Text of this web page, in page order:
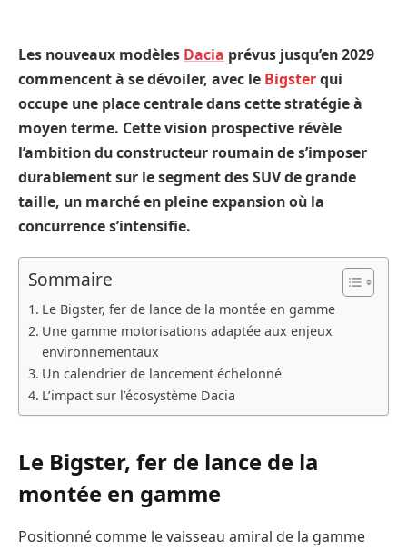
Les nouveaux modèles Dacia prévus jusqu’en 2029
commencent à se dévoiler, avec le Bigsterqui
occupe une place centrale dans cette stratégie à
moyen terme. Cette vision prospective révèle
l’ambition du constructeur roumain de s’imposer
durablement sur le segment des SUV de grande
taille, un marché en pleine expansion où la
concurrence s’intensifie.
Sommaire
Le Bigster, fer de lance de la montée en gamme
Une gamme motorisations adaptée aux enjeux
environnementaux
Un calendrier de lancement échelonné
L’impact sur l’écosystème Dacia
Le Bigster, fer de lance de la
montée en gamme
Positionné comme le vaisseau amiral de la gamme